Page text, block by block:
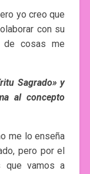
yo creo que
con su
de cosas me
Sagrado» y
al concepto
me lo enseña
pero por el
que vamos a